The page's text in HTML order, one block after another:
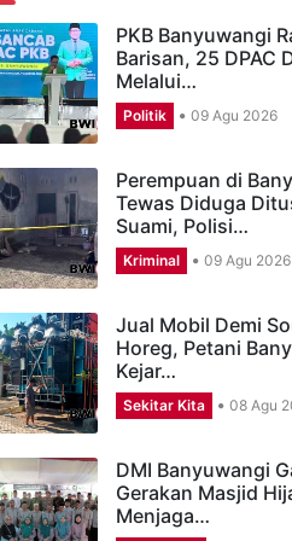
TERBARU
PKB Banyuwangi
Barisan, 25 DPAC
Politik 09 Agu 2026
Perempuan di
Tewas Diduga
Kriminal 09 Agu 2026
Jual Mobil Demi
Horeg, Petani
Sekitar Kita 08 Agu